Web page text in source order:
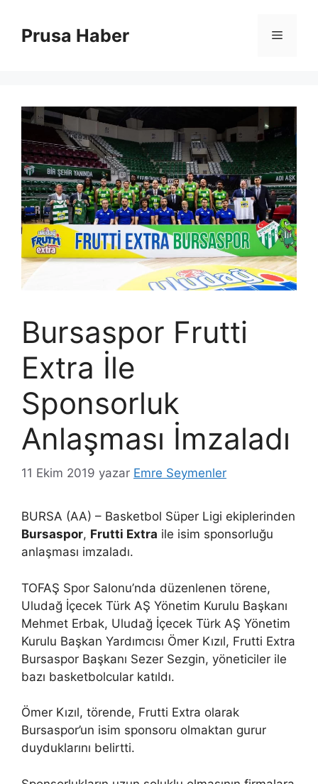
Prusa Haber Menü
Bursaspor Frutti
Extra İle
Sponsorluk
Anlaşması İmzaladı
11 Ekim 2019 yazar Emre Seymenler
BURSA (AA) – Basketbol Süper Ligi ekiplerinden
Bursaspor, Frutti Extra ile isim sponsorluğu
anlaşması imzaladı.
TOFAŞ Spor Salonu’nda düzenlenen törene,
Uludağ İçecek Türk AŞ Yönetim Kurulu Başkanı
Mehmet Erbak, Uludağ İçecek Türk AŞ Yönetim
Kurulu Başkan Yardımcısı Ömer Kızıl, Frutti Extra
Bursaspor Başkanı Sezer Sezgin, yöneticiler ile
bazı basketbolcular katıldı.
Ömer Kızıl, törende, Frutti Extra olarak
Bursaspor’un isim sponsoru olmaktan gurur
duyduklarını belirtti.